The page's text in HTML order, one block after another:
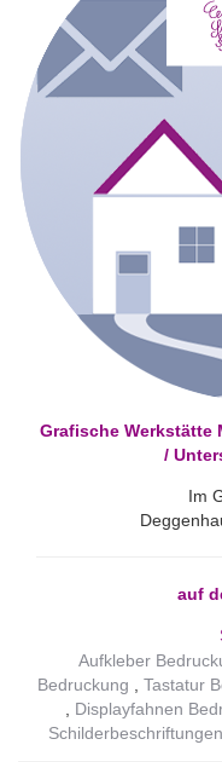
Grafische Werkstätte
/
Im
auf
Aufkleber
Bedruckung
Tastatur
Displayfahnen
Schilderbeschriftungen